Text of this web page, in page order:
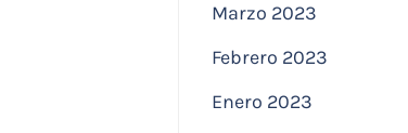
Marzo 2023
Febrero 2023
Enero 2023